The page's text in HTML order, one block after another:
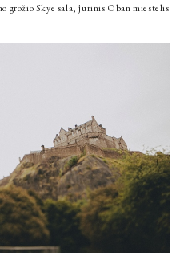
grožio Skye sala, jūrinis Oban miestelis